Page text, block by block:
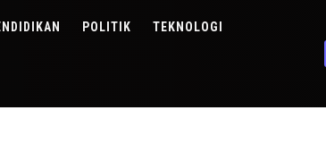
POLITIK TEKNOLOGI